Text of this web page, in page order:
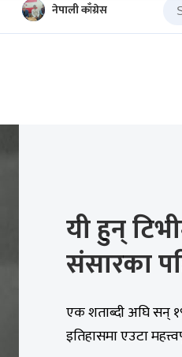
नेपाली काँग्रेस
यी हुन्
संसारका
एक शताब्दी अघि सन्
इतिहासमा एउटा